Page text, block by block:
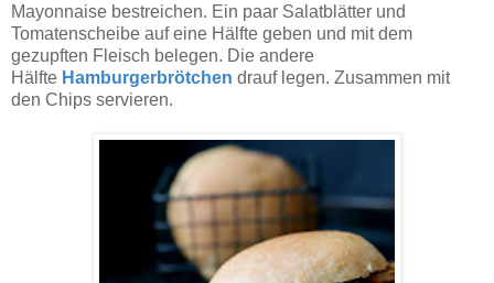
Mayonnaise bestreichen. Ein paar Salatblätter und
Tomatenscheibe auf eine Hälfte geben und mit dem
gezupften Fleisch belegen. Die andere
Hälfte Hamburgerbrötchen drauf legen. Zusammen mit
den Chips servieren.